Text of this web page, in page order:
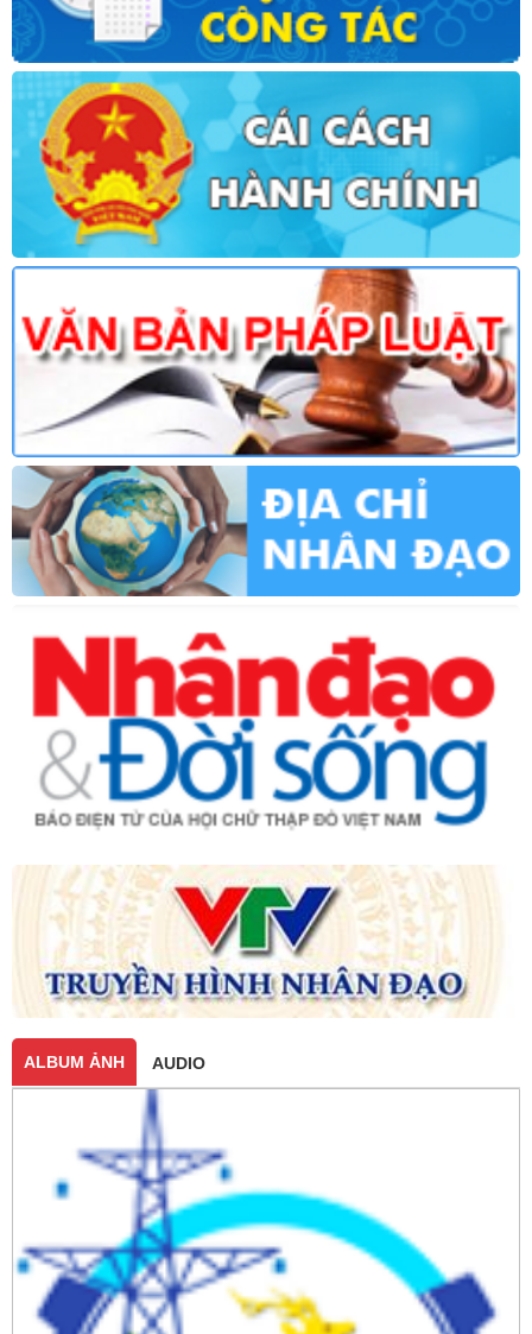
ALBUM ẢNH AUDIO